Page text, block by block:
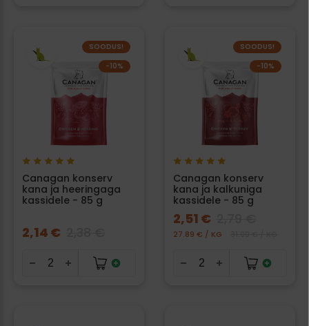
SOODUS!
−10%
Canagan konserv
kana ja heeringaga
kassidele - 85 g
2,14 €
SOODUS!
−10%
Canagan konserv
kana ja kalkuniga
kassidele - 85 g
2,51 €
27.89 € / KG